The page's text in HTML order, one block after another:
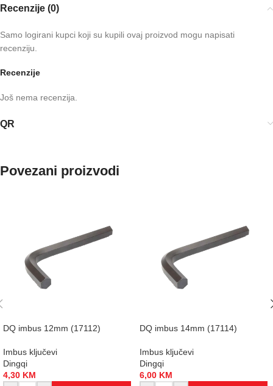
Recenzije (0)
Recenzije
Još nema recenzija.
Samo logirani kupci koji su kupili ovaj proizvod mogu napisati
recenziju.
QR
Povezani proizvodi
DQ imbus 12mm (17112)
Imbus ključevi
Dingqi
4,30 KM
DQ imbus 14mm (17114)
Imbus ključevi
Dingqi
6,00 KM